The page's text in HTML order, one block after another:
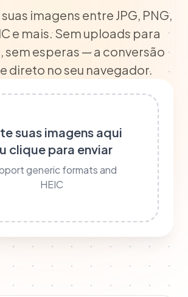
imagens entre JPG, PNG,
e mais. Sem uploads para
sem esperas — a conversão
direto no seu navegador.
suas imagens aqui
clique para enviar
generic formats and
HEIC